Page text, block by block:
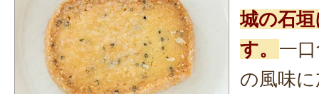
城の石
す。
一
の風味